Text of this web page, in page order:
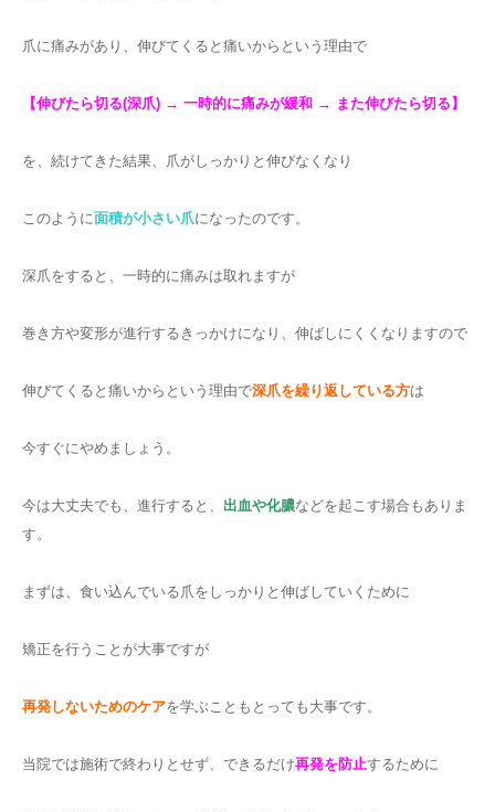
爪に痛みがあり、伸びてくると痛いからという理由で
【伸びたら切る(深爪) → 一時的に痛みが緩和 → また伸びたら切る】
を、続けてきた結果、爪がしっかりと伸びなくなり
このように面積が小さい爪になったのです。
深爪をすると、一時的に痛みは取れますが
巻き方や変形が進行するきっかけになり、伸ばしにくくなりますので
伸びてくると痛いからという理由で深爪を繰り返している方は
今すぐにやめましょう。
今は大丈夫でも、進行すると、 出血や化膿などを起こす場合もありま
す。
まずは、食い込んでいる爪をしっかりと伸ばしていくために
矯正を行うことが大事ですが
再発しないためのケアを学ぶこともとっても大事です。
当院では施術で終わりとせず、できるだけ再発を防止するために